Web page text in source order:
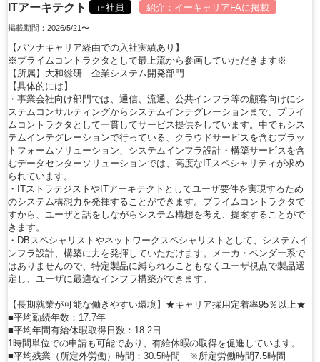
ITアーキテクト 正社員 紹介： イーキャリアFAに掲載
掲載期間：2026/5/21〜
【パソナキャリア経由での入社実績あり】
※プライムコントラクタとして最上流から参画していただきます※
【所属】大和総研 企業システム開発部門
【具体的には】
・事業会社向け部門では、通信、流通、公共インフラ等の顧客向けにシ
ステムコンサルティングからシステムインテグレーションまで、プライ
ムコントラクタとして一貫してサービス提供をしています。中でもシス
テムインテグレーションで行っている、クラウドサービスを含むプラッ
トフォームソリューション、システムインフラ設計・構築サービスを含
むデータセンターソリューションでは、高度なITスペシャリティが求め
られています。
・ITストラテジストやITアーキテクトとしてユーザ要件を実現するため
のシステム構想力を発揮することができます。プライムコントラクタで
すから、ユーザと話をしながらシステム構想を考え、提案することがで
きます。
・DBスペシャリストやネットワークスペシャリストとして、システムイ
ンフラ設計、構築に力を発揮していただけます。メーカ・ベンダー系で
はありませんので、特定製品に縛られることもなくユーザ視点で製品選
定し、ユーザに最適なインフラ構築ができます。
【長期就業が可能な働きやすい環境】★キャリア採用定着率95％以上★
■平均勤続年数：17.7年
■平均年間有給休暇取得日数：18.2日
1時間単位での申請も可能であり、有給休暇の取得を促進しています。
■平均残業（所定外労働）時間：30.5時間 ※所定労働時間7.5時間